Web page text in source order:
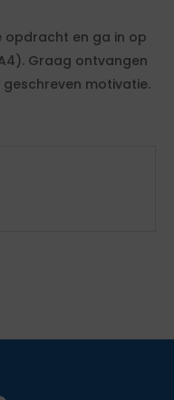
opdracht en ga in op
Graag ontvangen
motivatie.